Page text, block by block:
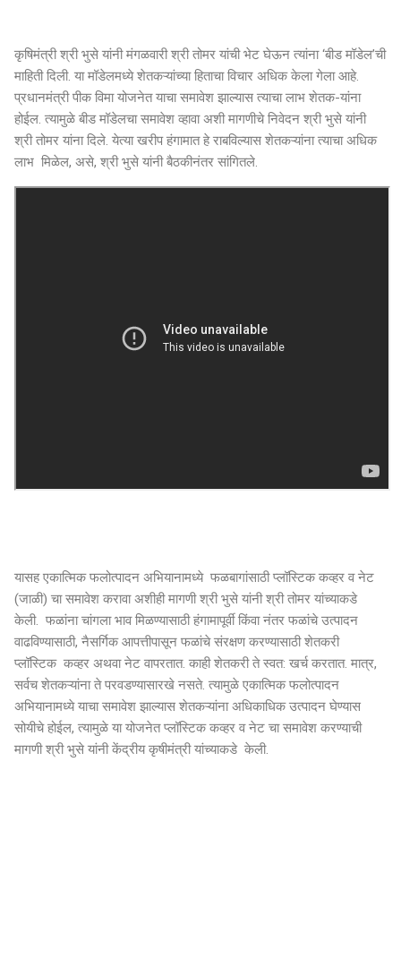
कृषिमंत्री श्री भुसे यांनी मंगळवारी श्री तोमर यांची भेट घेऊन त्यांना ‘बीड मॉडेल’ची
माहिती दिली. या मॉडेलमध्ये शेतकऱ्यांच्या हिताचा विचार अधिक केला गेला आहे.
प्रधानमंत्री पीक विमा योजनेत याचा समावेश झाल्यास त्याचा लाभ शेतक-यांना
होईल. त्यामुळे बीड मॉडेलचा समावेश व्हावा अशी मागणीचे निवेदन श्री भुसे यांनी
श्री तोमर यांना दिले. येत्या खरीप हंगामात हे राबविल्यास शेतकऱ्यांना त्याचा अधिक
लाभ मिळेल, असे, श्री भुसे यांनी बैठकीनंतर सांगितले.
यासह एकात्मिक फलोत्पादन अभियानामध्ये फळबागांसाठी प्लॉस्ट‍िक कव्हर व नेट
(जाळी) चा समावेश करावा अशीही मागणी श्री भुसे यांनी श्री तोमर यांच्याकडे
केली. फळांना चांगला भाव मिळण्यासाठी हंगामापूर्वी किंवा नंतर फळांचे उत्पादन
वाढविण्यासाठी, नैसर्गिक आपत्तीपासून फळांचे संरक्षण करण्यासाठी शेतकरी
प्लॉस्ट‍िक कव्हर अथवा नेट वापरतात. काही शेतकरी ते स्वत: खर्च करतात. मात्र,
सर्वच शेतकऱ्यांना ते परवडण्यासारखे नसते. त्यामुळे एकात्मिक फलोत्पादन
अभियानामध्ये याचा समावेश झाल्यास शेतकऱ्यांना अधिकाधिक उत्पादन घेण्यास
सोयीचे होईल, त्यामुळे या योजनेत प्लॉस्ट‍िक कव्हर व नेट चा समावेश करण्याची
मागणी श्री भुसे यांनी केंद्रीय कृषीमंत्री यांच्याकडे केली.